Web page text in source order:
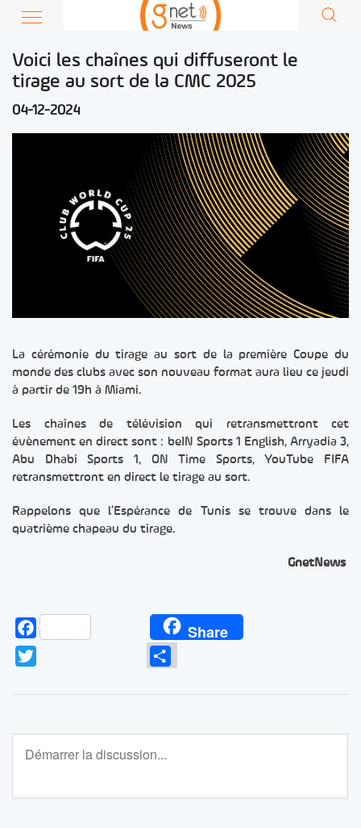
Voici les chaînes qui diffuseront le
tirage au sort de la CMC 2025
04-12-2024
La cérémonie du tirage au sort de la première Coupe du
monde des clubs avec son nouveau format aura lieu ce jeudi
à partir de 19h à Miami.
Les chaînes de télévision qui retransmettront cet
évènement en direct sont : beIN Sports 1 English, Arryadia 3,
Abu Dhabi Sports 1, ON Time Sports, YouTube FIFA
retransmettront en direct le tirage au sort.
Rappelons que l’Espérance de Tunis se trouve dans le
quatrième chapeau du tirage.
GnetNews
Facebook Share
Partager